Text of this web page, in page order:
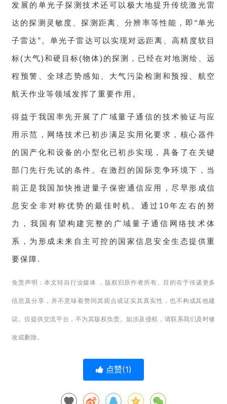
发展的单光子探测技术还可以极大地提升传统激光雷
达的探测灵敏度、探测距离、分辨率等性能，即“单光
子雷达”。单光子雷达可以实现对远距离、高精度软目
标(大气)和硬目标(物体)的探测，已经在对地测绘、远
程预警、全球态势感知、大气污染检测和预报、航空
航天作业等领域发挥了重要作用。
得益于我国率先开展了广域量子通信的技术验证与应
用示范，网络技术已初步满足实用化要求，核心器件
的国产化和设备的小型化已初步实现，具备了在关键
部门先行先试的条件。在激烈的国际竞争环境下，当
前正是我国加快推进量子保密通信应用，尽早形成信
息安全非对称优势的最佳时机。通过10年左右的努
力，我国有望构建完整的广域量子通信网络技术体
系，为形成未来自主可控的国家信息安全生态提供重
要保障.
免责声明：本文转自行业媒体 ，版权归原作者所有。目的在于传递更多
信息及分享，并不意味着赞同其观点或证实其真实性，也不构成其他建
议。仅提供交流平台，不为其版权负责。如涉及侵权，请联系我们及时修
改或删除。
点赞(1)